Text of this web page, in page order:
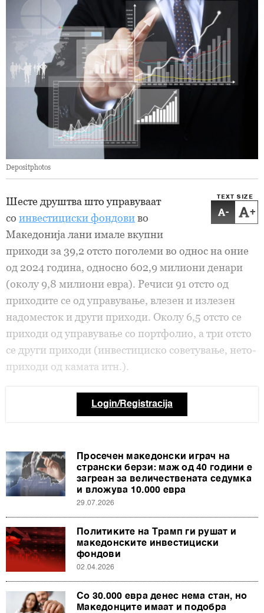
Depositphotos
TEXT SIZE
- +
Шесте друштва што управуваат
со инвестициски фондовиво
Македонија лани имале вкупни
приходи за 39,2 отсто поголеми во однос на оние
од 2024 година, односно 602,9 милиони денари
(околу 9,8 милиони евра). Речиси 91 отсто од
приходите се од управување, влезен и излезен
надоместок и други приходи. Околу 6,5 отсто се
приходи од управување со портфолио, а три отсто
се други приходи (инвестициско советување, нето-
приходи од камата итн.).
Login/Registracija
Просечен македонски играч на
странски берзи: маж од 40 години е
загреан за величествената седумка
и вложува 10.000 евра
29.07.2026
Политиките на Трамп ги рушат и
македонските инвестициски
фондови
02.04.2026
Со 30.000 евра денес нема стан, но
Македонците имаат и подобра